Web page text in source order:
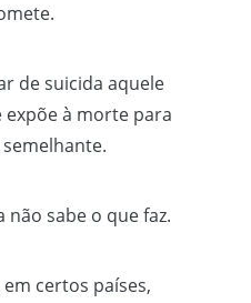
de suicida aquele
expõe à morte para
não sabe o que faz.
certos países,